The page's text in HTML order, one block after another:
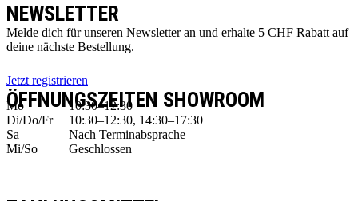
NEWSLETTER
Melde dich für unseren Newsletter an und erhalte 5 CHF Rabatt auf
deine nächste Bestellung.
Jetzt registrieren
ÖFFNUNGSZEITEN SHOWROOM
Mo
10:30–12:30
Di/Do/Fr
10:30–12:30, 14:30–17:30
Sa
Nach Terminabsprache
Mi/So
Geschlossen